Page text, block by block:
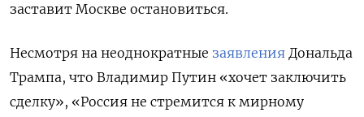
заставит Москве остановиться.
Несмотря на неоднократные заявления Дональда
Трампа, что Владимир Путин «хочет заключить
сделку», «Россия не стремится к мирному